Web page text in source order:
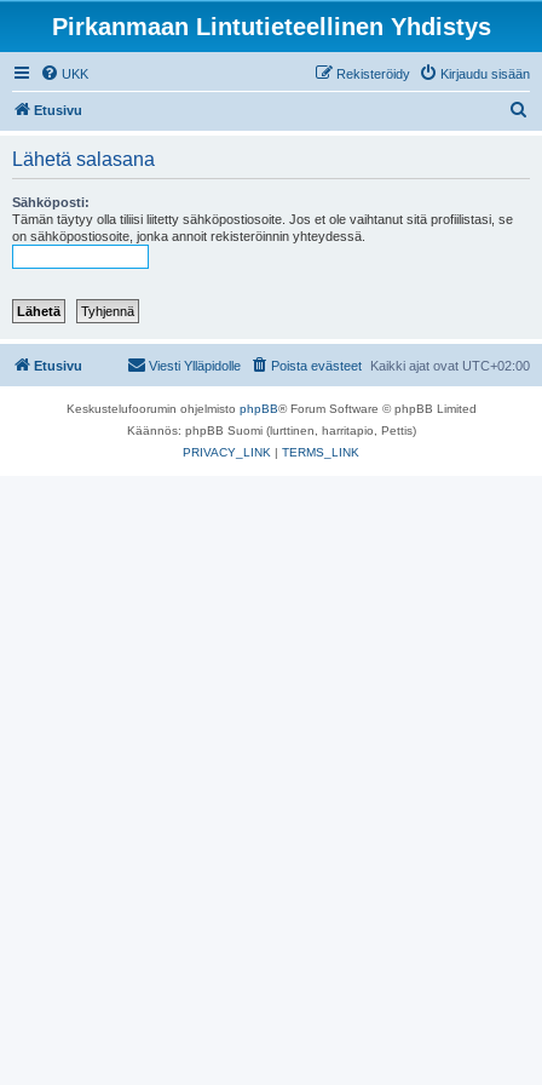
Pirkanmaan Lintutieteellinen Yhdistys
UKK Kirjaudu sisään
Rekisteröidy
Etusivu
Lähetä salasana
Sähköposti:
Tämän täytyy olla tiliisi liitetty sähköpostiosoite. Jos et ole vaihtanut sitä profiilistasi, se
on sähköpostiosoite, jonka annoit rekisteröinnin yhteydessä.
Etusivu Kaikki ajat ovat UTC+02:00
Poista evästeet
Viesti Ylläpidolle
Keskustelufoorumin ohjelmisto phpBB® Forum Software © phpBB Limited
Käännös: phpBB Suomi (lurttinen, harritapio, Pettis)
PRIVACY_LINK | TERMS_LINK